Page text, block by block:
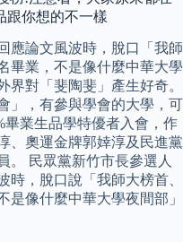
跟你想的不一樣
應論文風波時，脫口「我師
畢業，不是像什麼中華大學
界對「斐陶斐」產生好奇。
」，有參與學會的大學，可
畢業生品學特優者入會，作
、奧運金牌郭婞淳及民進黨
。 民眾黨新竹市長參選人
時，脫口說「我師大榜首、
是像什麼中華大學夜間部」